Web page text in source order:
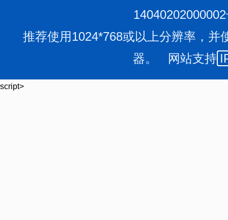
推荐使用1024*768或以上分辨率，并
器。 网站支持
script>